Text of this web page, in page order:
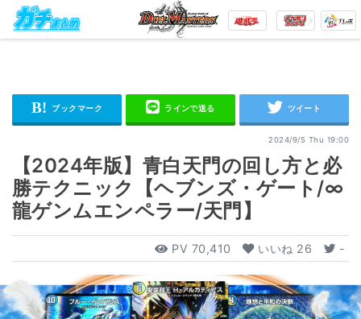
2024/9/5 Thu 19:00
【2024年版】青白天門の回し方と必
勝テクニック【ヘブンズ・ゲート/∞
龍ゲンムエンペラー/天門】
PV 70,410 いいね 26 -